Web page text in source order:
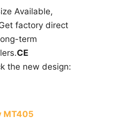
Available,
factory direct
term
CE
the new design:
MT405